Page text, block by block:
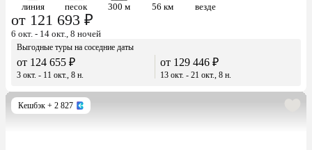
линия песок 300 м 56 км везде
от 121 693 ₽
6 окт. - 14 окт., 8 ночей
Выгодные туры на соседние даты
от 124 655 ₽
3 окт. - 11 окт., 8 н.
от 129 446 ₽
13 окт. - 21 окт., 8 н.
Кешбэк + 2 827